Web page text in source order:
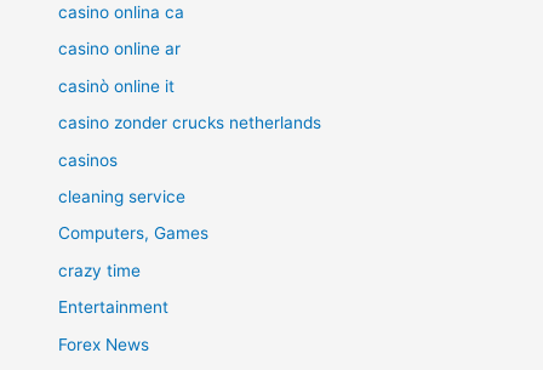
casino onlina ca
casino online ar
casinò online it
casino zonder crucks netherlands
casinos
cleaning service
Computers, Games
crazy time
Entertainment
Forex News